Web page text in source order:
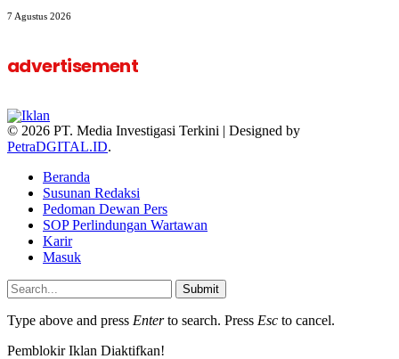
7 Agustus 2026
advertisement
© 2026 PT. Media Investigasi Terkini | Designed by
PetraDGITAL.ID.
Beranda
Susunan Redaksi
Pedoman Dewan Pers
SOP Perlindungan Wartawan
Karir
Masuk
Submit
Type above and press Enterto search. Press Esc to cancel.
Pemblokir Iklan Diaktifkan!